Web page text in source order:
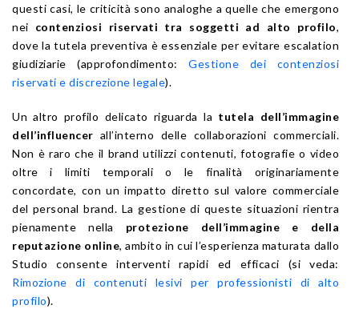
questi casi, le criticità sono analoghe a quelle che emergono
nei contenziosi riservati tra soggetti ad alto profilo,
dove la tutela preventiva è essenziale per evitare escalation
giudiziarie (approfondimento: Gestione dei contenziosi
riservati e discrezione legale).
Un altro profilo delicato riguarda la tutela dell’immagine
dell’influencer all’interno delle collaborazioni commerciali.
Non è raro che il brand utilizzi contenuti, fotografie o video
oltre i limiti temporali o le finalità originariamente
concordate, con un impatto diretto sul valore commerciale
del personal brand. La gestione di queste situazioni rientra
pienamente nella protezione dell’immagine e della
reputazione online, ambito in cui l’esperienza maturata dallo
Studio consente interventi rapidi ed efficaci (si veda:
Rimozione di contenuti lesivi per professionisti di alto
profilo).